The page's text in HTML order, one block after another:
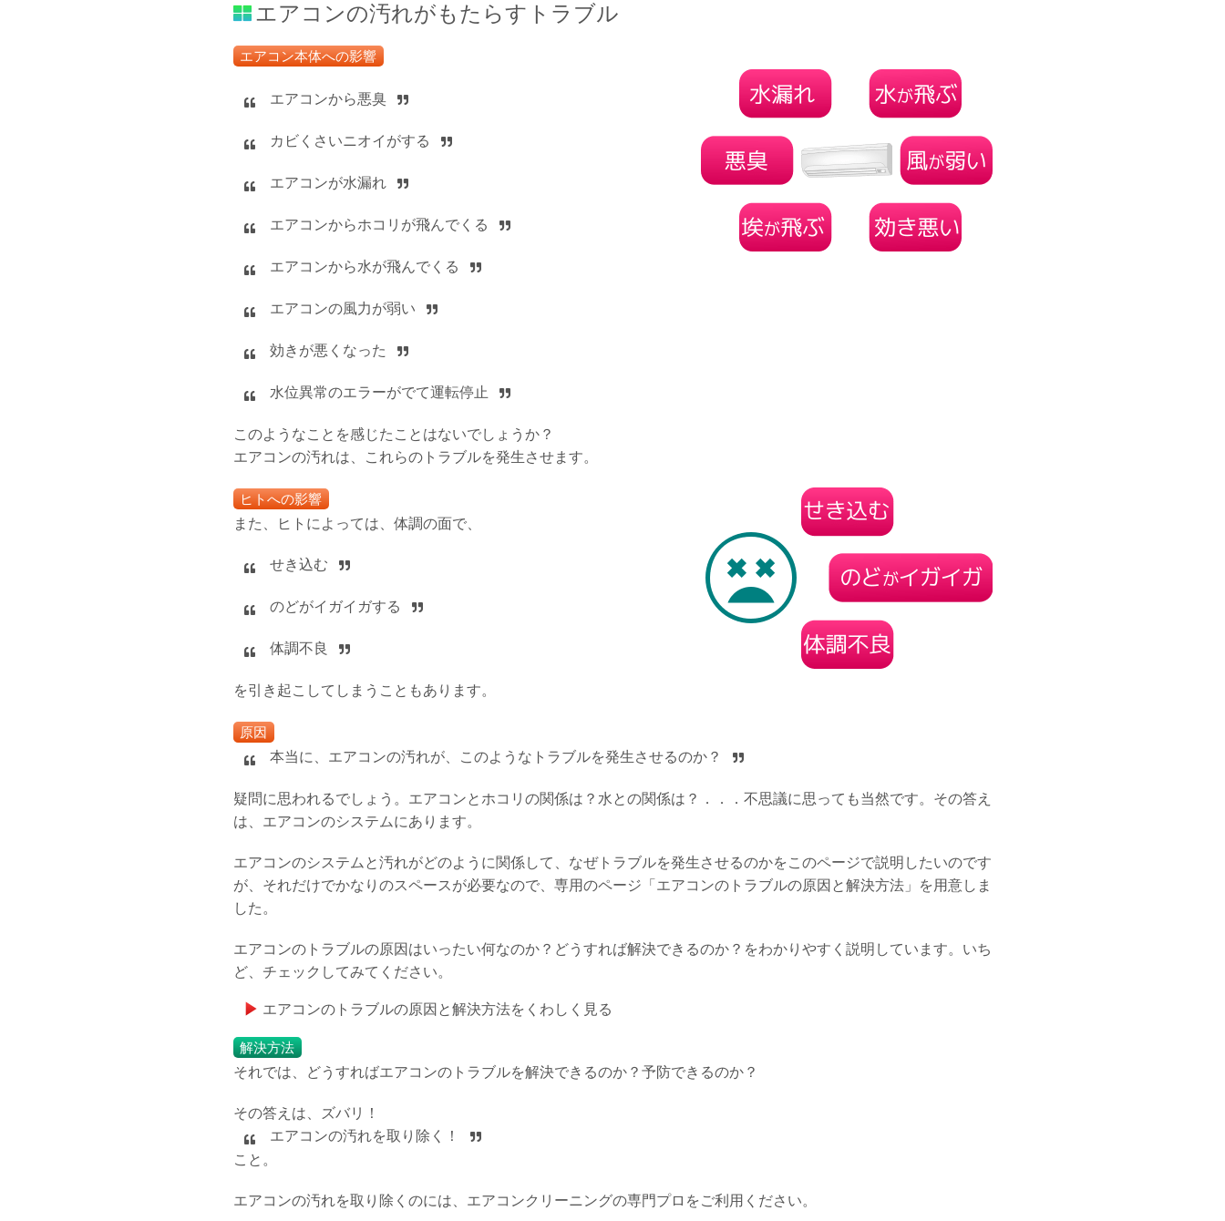
エアコンの汚れがもたらすトラブル
エアコン本体への影響
エアコンから悪臭
カビくさいニオイがする
エアコンが水漏れ
エアコンからホコリが飛んでくる
エアコンから水が飛んでくる
エアコンの風力が弱い
効きが悪くなった
水位異常のエラーがでて運転停止
このようなことを感じたことはないでしょうか？
エアコンの汚れは、これらのトラブルを発生させます。
ヒトへの影響
また、ヒトによっては、体調の面で、
せき込む
のどがイガイガする
体調不良
を引き起こしてしまうこともあります。
原因
本当に、エアコンの汚れが、このようなトラブルを発生させるのか？
疑問に思われるでしょう。エアコンとホコリの関係は？水との関係は？．．．不思議に思っても当然です。その答え
は、エアコンのシステムにあります。
エアコンのシステムと汚れがどのように関係して、なぜトラブルを発生させるのかをこのページで説明したいのです
が、それだけでかなりのスペースが必要なので、専用のページ 「エアコンのトラブルの原因と解決方法」
を用意しま
した。
エアコンのトラブルの原因はいったい何なのか？どうすれば解決できるのか？をわかりやすく説明しています。いち
ど、チェックしてみてください。
エアコンのトラブルの原因と解決方法をくわしく見る
解決方法
それでは、どうすればエアコンのトラブルを解決できるのか？予防できるのか？
その答えは、ズバリ！
エアコンの汚れを取り除く！
こと。
エアコンの汚れを取り除くのには、エアコンクリーニングの専門プロをご利用ください。